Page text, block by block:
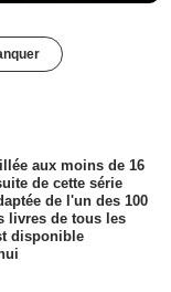
aux moins de 16
de cette série
de l'un des 100
livres de tous les
disponible